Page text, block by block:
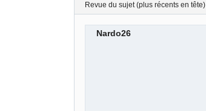
Revue du sujet (plus récents en tête)
Nardo26